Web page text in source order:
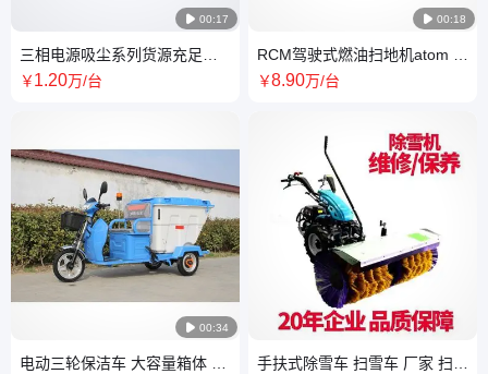
 00:17
三相电源吸尘系列货源充足
ZSM-40P大功率工业车间可移
￥1.20万/台
 00:34
电动三轮保洁车 大容量箱体 垃
 00:18
RCM驾驶式燃油扫地机atom 万
洁环保 工业级清扫车 配件
￥8.90万/台
手扶式除雪车 扫雪车 厂家 扫雪